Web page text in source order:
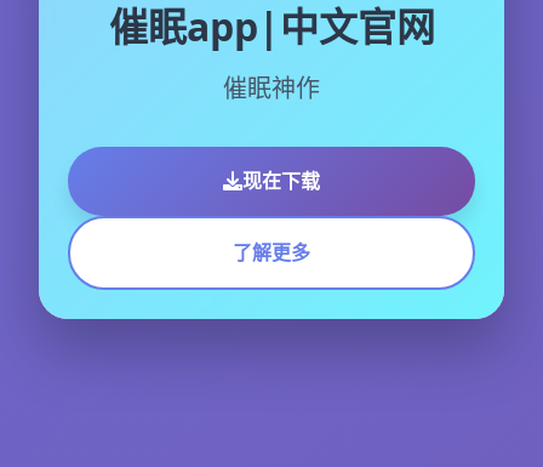
催眠app|中文官网
催眠神作
现在下载
了解更多